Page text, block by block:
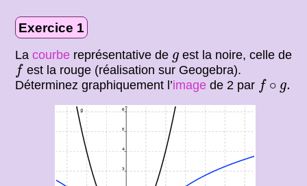
Exercice 1
Lacourbe représentative de g
g est la noire, celle de
f
f est la rouge (réalisation sur Geogebra).
Déterminez graphiquement l’image de 2 par f ∘ g.
f∘ .